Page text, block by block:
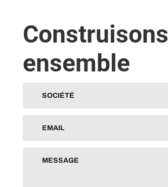
Construisons
ensemble